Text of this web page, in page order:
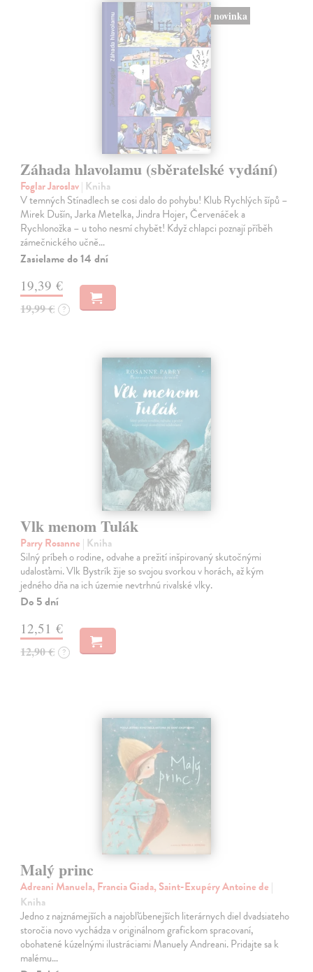
novinka
Záhada hlavolamu (sběratelské vydání)
Foglar Jaroslav| Kniha
V temných Stínadlech se cosi dalo do pohybu! Klub Rychlých šípů –
Mirek Dušín, Jarka Metelka, Jindra Hojer, Červenáček a
Rychlonožka – u toho nesmí chybět! Když chlapci poznají příběh
zámečnického učně…
Zasielame do 14 dní
19,39 €
19,99 € ?
Vlk menom Tulák
Parry Rosanne | Kniha
Silný príbeh o rodine, odvahe a prežití inšpirovaný skutočnými
udalosťami. Vlk Bystrík žije so svojou svorkou v horách, až kým
jedného dňa na ich územie nevtrhnú rivalské vlky.
Do 5 dní
12,51 €
12,90 € ?
Malý princ
Adreani Manuela, Francia Giada, Saint-Exupéry Antoine de |
Kniha
Jedno z najznámejších a najobľúbenejších literárnych diel dvadsiateho
storočia novo vychádza v originálnom grafickom spracovaní,
obohatené kúzelnými ilustráciami Manuely Andreani. Pridajte sa k
malému…